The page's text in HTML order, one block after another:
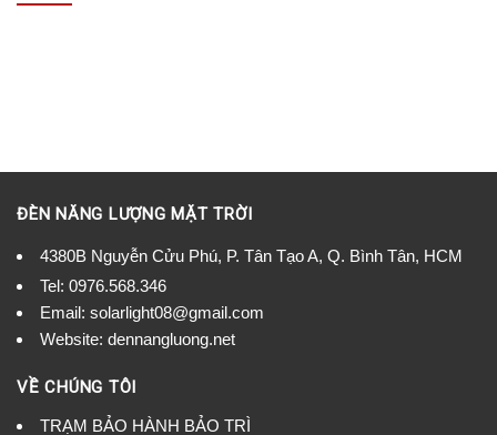
ĐÈN NĂNG LƯỢNG MẶT TRỜI
4380B Nguyễn Cửu Phú, P. Tân Tạo A, Q. Bình Tân, HCM
Tel: 0976.568.346
Email: solarlight08@gmail.com
Website: dennangluong.net
VỀ CHÚNG TÔI
TRẠM BẢO HÀNH BẢO TRÌ